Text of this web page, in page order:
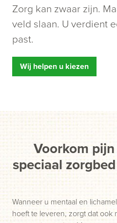
Zorg kan zwaar zijn.
veld slaan. U verdient
past.
Wij helpen u kiezen
Voorkom
speciaal
Wanneer u mentaal en
hoeft te leveren, zorgt dat ook